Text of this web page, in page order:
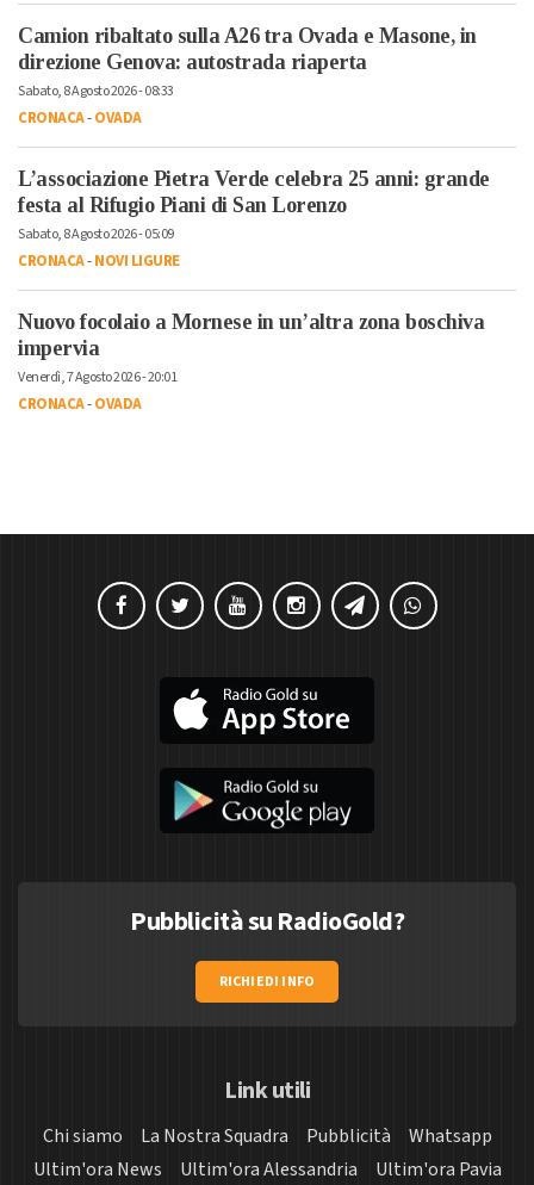
Camion ribaltato sulla A26 tra Ovada e Masone, in
direzione Genova: autostrada riaperta
Sabato, 8 Agosto 2026 - 08:33
CRONACA-OVADA
L’associazione Pietra Verde celebra 25 anni: grande
festa al Rifugio Piani di San Lorenzo
Sabato, 8 Agosto 2026 - 05:09
CRONACA-NOVI LIGURE
Nuovo focolaio a Mornese in un’altra zona boschiva
impervia
Venerdì, 7 Agosto 2026 - 20:01
CRONACA-OVADA
Pubblicità su RadioGold?
RICHIEDI INFO
Link utili
Chi siamo La Nostra Squadra Pubblicità
Whatsapp
Ultim'ora News
Ultim'ora Alessandria
Ultim'ora Pavia